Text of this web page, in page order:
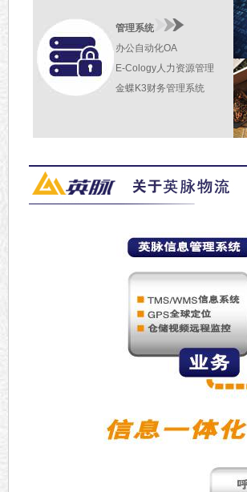
管理系统
办公自动化OA
E-Cology人力资源管理
金蝶K3财务管理系统